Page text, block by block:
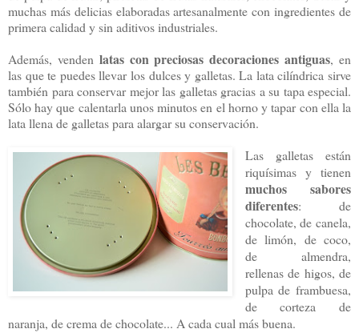
muchas más delicias elaboradas artesanalmente con ingredientes de
primera calidad y sin aditivos industriales.
Además, venden latas con preciosas decoraciones antiguas, en
las que te puedes llevar los dulces y galletas. La lata cilíndrica sirve
también para conservar mejor las galletas gracias a su tapa especial.
Sólo hay que calentarla unos minutos en el horno y tapar con ella la
lata llena de galletas para alargar su conservación.
Las galletas están
riquísimas y tienen
muchos sabores
diferentes: de
chocolate, de canela,
de limón, de coco,
de almendra,
rellenas de higos, de
pulpa de frambuesa,
de corteza de
naranja, de crema de chocolate... A cada cual más buena.